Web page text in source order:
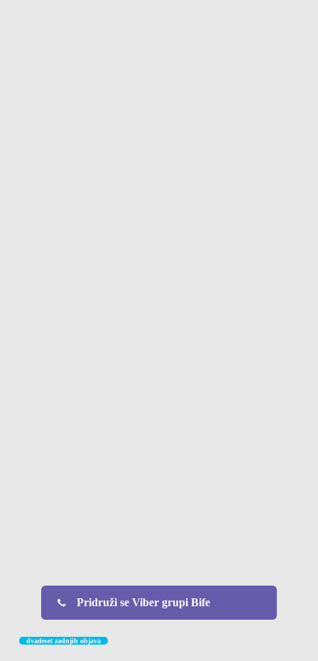
Pridruži se Viber grupi Bife
dvadeset zadnjih objava